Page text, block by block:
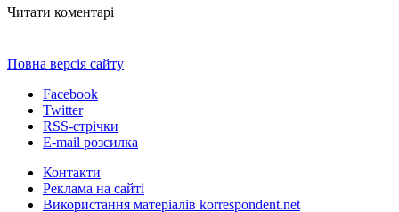
Читати коментарі
Повна версія сайту
Facebook
Twitter
RSS-стрічки
E-mail розсилка
Контакти
Реклама на сайті
Використання матеріалів korrespondent.net